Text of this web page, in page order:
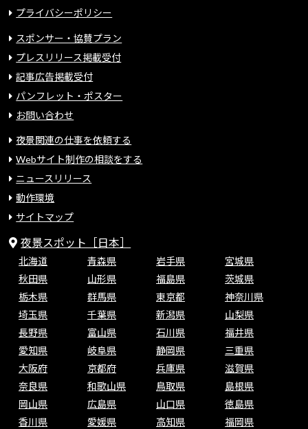
プライバシーポリシー
スポンサー・協賛プラン
プレスリリース掲載受付
記事広告掲載受付
パンフレット・ポスター
お問い合わせ
夜景関連の仕事を依頼する
Webサイト制作の相談をする
ニュースリリース
動作環境
サイトマップ
夜景スポット［日本］
北海道 青森県 岩手県
宮城県
秋田県
山形県 福島県
茨城県
栃木県
群馬県 東京都
神奈川県
埼玉県
千葉県 新潟県
山梨県
長野県
富山県 石川県
福井県
愛知県
岐阜県 静岡県
三重県
大阪府
京都府 兵庫県
滋賀県
奈良県
和歌山県 鳥取県
島根県
岡山県
広島県 山口県
徳島県
香川県
愛媛県 高知県
福岡県